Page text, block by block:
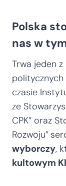
Polska
nas w
Trwa jeden
politycznych
czasie
ze
CPK” oraz
Rozwoju”
wyborczy,
kultowym